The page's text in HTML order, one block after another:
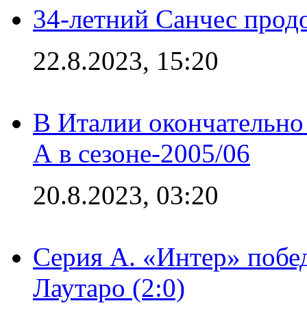
34-летний Санчес
22.8.2023, 15:20
В Италии
А в сезоне-2005/06
20.8.2023, 03:20
Серия А. «Интер»
Лаутаро (2:0)